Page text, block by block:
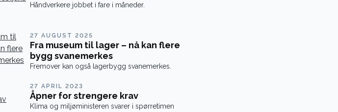
Håndverkere jobbet i fare i måneder.
27 AUGUST 2025
Fra museum til lager – nå kan flere
bygg svanemerkes
Fremover kan også lagerbygg svanemerkes.
27 APRIL 2023
Åpner for strengere krav
Klima og miljøministeren svarer i spørretimen